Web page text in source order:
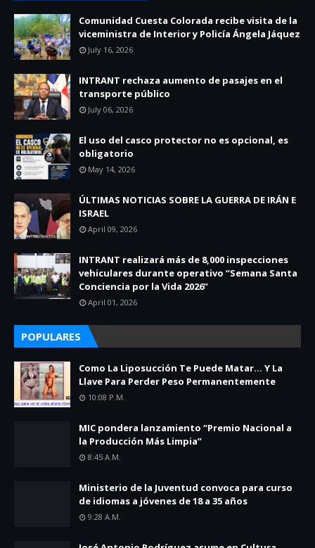
Comunidad Cuesta Colorada recibe visita de la
viceministra de Interior y Policía Ángela Jáquez
July 16, 2026
INTRANT rechaza aumento de pasajes en el
transporte público
July 06, 2026
El uso del casco protector no es opcional, es
obligatorio
May 14, 2026
ÚLTIMAS NOTICIAS SOBRE LA GUERRA DE IRÁN E
ISRAEL
April 09, 2026
INTRANT realizará más de 8,000 inspecciones
vehiculares durante operativo “Semana Santa
Conciencia por la Vida 2026”
April 01, 2026
POPULARES
Como La Liposucción Te Puede Matar… Y La
Llave Para Perder Peso Permanentemente
10:08 P.m.
MIC pondera lanzamiento “Premio Nacional a
la Producción Más Limpia”
8:45 A.m.
Ministerio de la Juventud convoca para curso
de idiomas a jóvenes de 18 a 35 años
9:28 A.m.